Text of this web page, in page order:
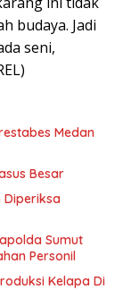
budaya. Jadi
seni,
Medan
Besar
Sumut
Personil
Kelapa Di